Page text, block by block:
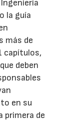
la guía
más de
capítulos,
deben
en su
primera de